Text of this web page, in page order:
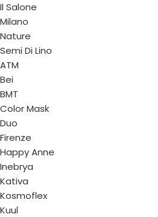
Il Salone
Milano
Nature
Semi Di Lino
ATM
Bei
BMT
Color Mask
Duo
Firenze
Happy Anne
Inebrya
Kativa
Kosmoflex
Kuul